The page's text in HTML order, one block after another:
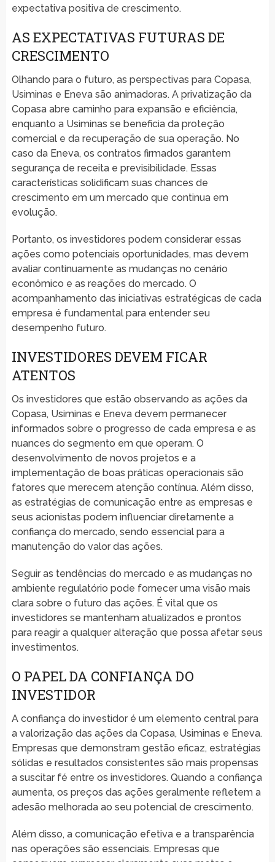
expectativa positiva de crescimento.
AS EXPECTATIVAS FUTURAS DE
CRESCIMENTO
Olhando para o futuro, as perspectivas para Copasa,
Usiminas e Eneva são animadoras. A privatização da
Copasa abre caminho para expansão e eficiência,
enquanto a Usiminas se beneficia da proteção
comercial e da recuperação de sua operação. No
caso da Eneva, os contratos firmados garantem
segurança de receita e previsibilidade. Essas
características solidificam suas chances de
crescimento em um mercado que continua em
evolução.
Portanto, os investidores podem considerar essas
ações como potenciais oportunidades, mas devem
avaliar continuamente as mudanças no cenário
econômico e as reações do mercado. O
acompanhamento das iniciativas estratégicas de cada
empresa é fundamental para entender seu
desempenho futuro.
INVESTIDORES DEVEM FICAR
ATENTOS
Os investidores que estão observando as ações da
Copasa, Usiminas e Eneva devem permanecer
informados sobre o progresso de cada empresa e as
nuances do segmento em que operam. O
desenvolvimento de novos projetos e a
implementação de boas práticas operacionais são
fatores que merecem atenção contínua. Além disso,
as estratégias de comunicação entre as empresas e
seus acionistas podem influenciar diretamente a
confiança do mercado, sendo essencial para a
manutenção do valor das ações.
Seguir as tendências do mercado e as mudanças no
ambiente regulatório pode fornecer uma visão mais
clara sobre o futuro das ações. É vital que os
investidores se mantenham atualizados e prontos
para reagir a qualquer alteração que possa afetar seus
investimentos.
O PAPEL DA CONFIANÇA DO
INVESTIDOR
A confiança do investidor é um elemento central para
a valorização das ações da Copasa, Usiminas e Eneva.
Empresas que demonstram gestão eficaz, estratégias
sólidas e resultados consistentes são mais propensas
a suscitar fé entre os investidores. Quando a confiança
aumenta, os preços das ações geralmente refletem a
adesão melhorada ao seu potencial de crescimento.
Além disso, a comunicação efetiva e a transparência
nas operações são essenciais. Empresas que